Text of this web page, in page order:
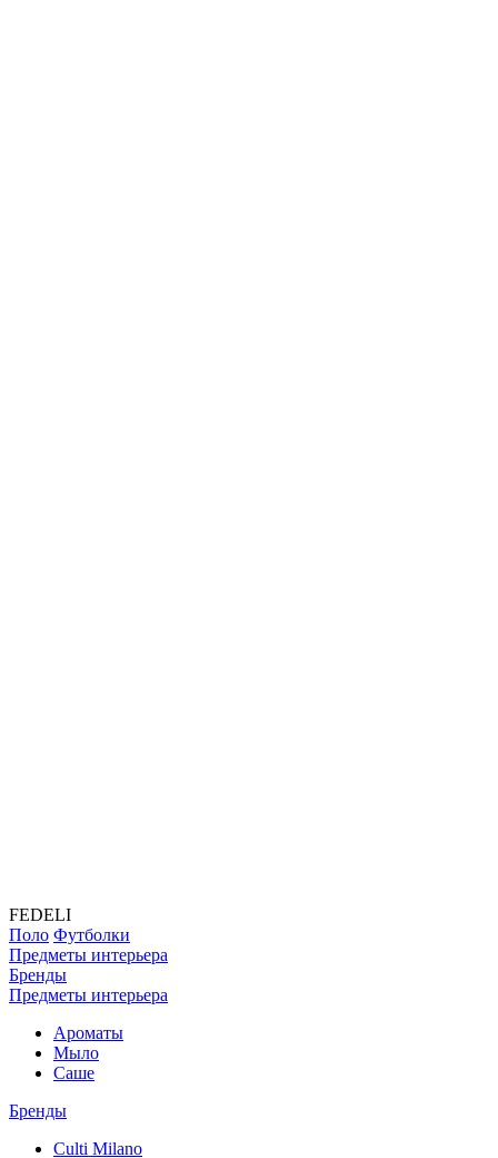
FEDELI
Поло Футболки
Предметы интерьера
Бренды
Предметы интерьера
Ароматы
Мыло
Саше
Бренды
Culti Milano